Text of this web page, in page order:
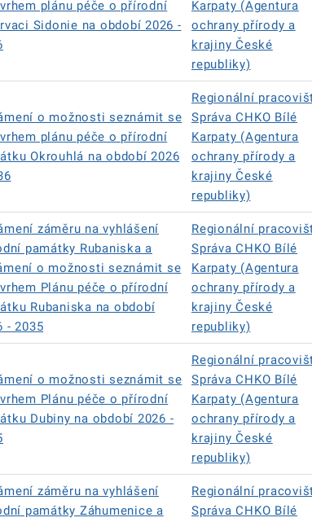
plánu péče o přírodní
Sidonie na období 2026 -
Karpaty (Agentura
ochrany přírody a
krajiny České
republiky)
o možnosti seznámit se
plánu péče o přírodní
Okrouhlá na období 2026
Regionální
Správa CHKO Bílé
Karpaty (Agentura
ochrany přírody a
krajiny České
republiky)
záměru na vyhlášení
památky Rubaniska a
o možnosti seznámit se
Plánu péče o přírodní
Rubaniska na období
- 2035
Regionální
Správa CHKO Bílé
Karpaty (Agentura
ochrany přírody a
krajiny České
republiky)
o možnosti seznámit se
Plánu péče o přírodní
Dubiny na období 2026 -
Regionální
Správa CHKO Bílé
Karpaty (Agentura
ochrany přírody a
krajiny České
republiky)
záměru na vyhlášení
památky Záhumenice a
Regionální
Správa CHKO Bílé